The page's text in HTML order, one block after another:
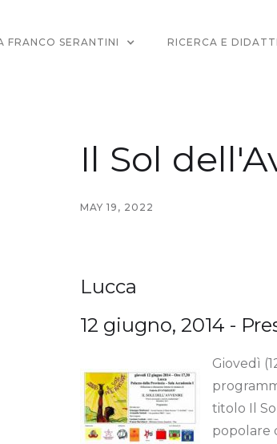
FRANCO SERANTINI RICERCA E
Il Sol
MAY 19, 2022
Lucca
12 giugno, 2014 -
Giovedì
titolo Il
popolare